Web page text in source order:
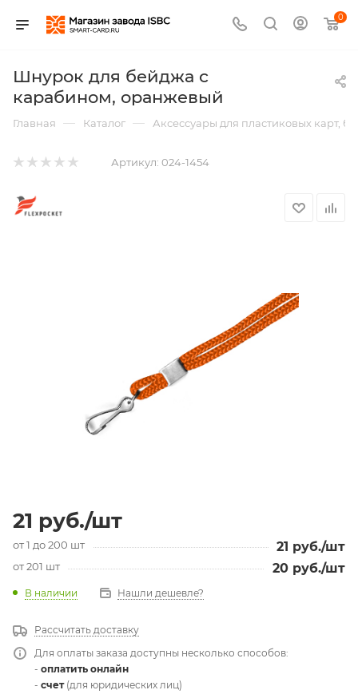
0
Шнурок для бейджа с
карабином, оранжевый
Главная — Каталог — Аксессуары для пластиковых карт,
Артикул: 024-1454
21 руб./шт
от 1 до 200 шт 21 руб./шт
от 201 шт 20 руб./шт
В наличии Нашли дешевле?
Рассчитать доставку
Для оплаты заказа доступны несколько способов:
- оплатить онлайн
- счет(для юридических лиц)